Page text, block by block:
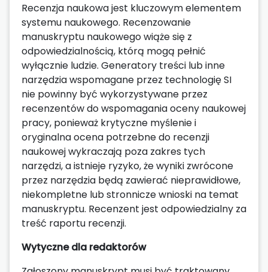
Recenzja naukowa jest kluczowym elementem
systemu naukowego. Recenzowanie
manuskryptu naukowego wiąże się z
odpowiedzialnością, którą mogą pełnić
wyłącznie ludzie. Generatory treści lub inne
narzędzia wspomagane przez technologię SI
nie powinny być wykorzystywane przez
recenzentów do wspomagania oceny naukowej
pracy, ponieważ krytyczne myślenie i
oryginalna ocena potrzebne do recenzji
naukowej wykraczają poza zakres tych
narzędzi, a istnieje ryzyko, że wyniki zwrócone
przez narzędzia będą zawierać nieprawidłowe,
niekompletne lub stronnicze wnioski na temat
manuskryptu. Recenzent jest odpowiedzialny za
treść raportu recenzji.
Wytyczne dla redaktorów